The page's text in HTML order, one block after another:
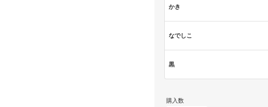
かき
なでしこ
黒
購入数